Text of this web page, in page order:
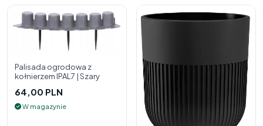
Palisada ogrodowa z
kołnierzem IPAL7 | Szary
64,00 PLN
W magazynie